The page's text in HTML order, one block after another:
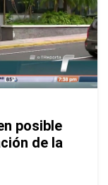
posible
de la